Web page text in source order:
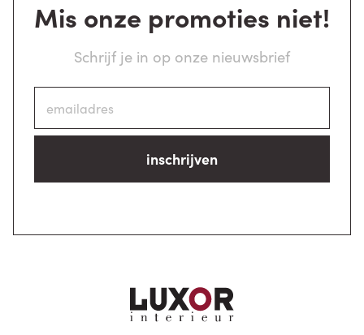
Mis onze promoties niet!
Schrijf je in op onze nieuwsbrief
inschrijven